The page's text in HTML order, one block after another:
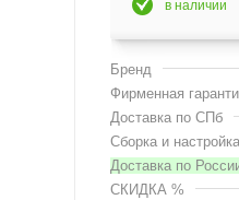
в наличии
Бренд
Фирменная
Доставка по СПб
Сборка и настройка
Доставка по
СКИДКА %